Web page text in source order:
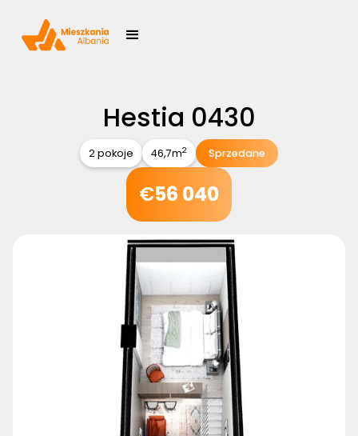
Hestia 0430
2 pokoje 46,7m2 Sprzedane
€56 040